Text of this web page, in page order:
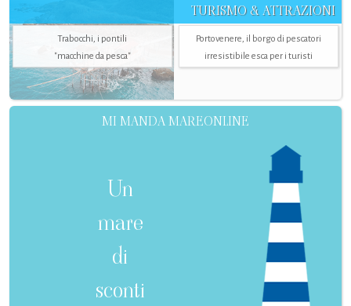
TURISMO & ATTRAZIONI
Trabocchi, i pontili
"macchine da pesca"
Portovenere, il borgo di pescatori
irresistibile esca per i turisti
MI MANDA MAREONLINE
Un
mare
di
sconti